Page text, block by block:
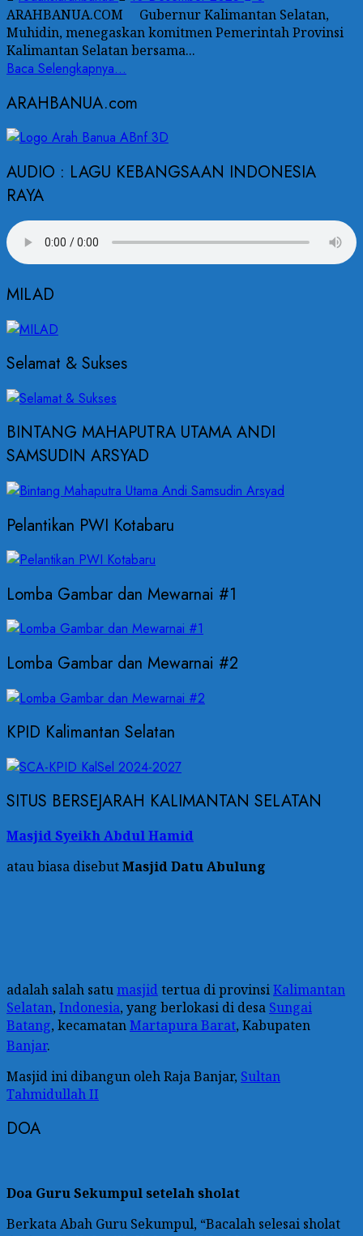
ARAHBANUA.COM Gubernur Kalimantan Selatan,
Muhidin, menegaskan komitmen Pemerintah Provinsi
Kalimantan Selatan bersama...
Baca Selengkapnya...
ARAHBANUA.com
AUDIO : LAGU KEBANGSAAN INDONESIA
RAYA
MILAD
Selamat & Sukses
BINTANG MAHAPUTRA UTAMA ANDI
SAMSUDIN ARSYAD
Pelantikan PWI Kotabaru
Lomba Gambar dan Mewarnai #1
Lomba Gambar dan Mewarnai #2
KPID Kalimantan Selatan
SITUS BERSEJARAH KALIMANTAN SELATAN
Masjid Syeikh Abdul Hamid
atau biasa disebutMasjid Datu Abulung
adalah salah satumasjidtertua di provinsiKalimantan
Selatan, Indonesia, yang berlokasi di desa Sungai
Batang, kecamatanMartapura Barat, Kabupaten
Banjar.
Masjid ini dibangun oleh Raja Banjar, Sultan
Tahmidullah II
DOA
Doa Guru Sekumpul setelah sholat
Berkata Abah Guru Sekumpul, “Bacalah selesai sholat